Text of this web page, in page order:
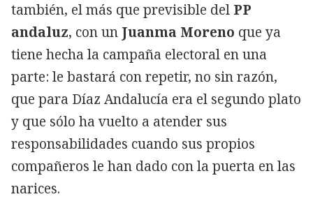
también, el más que previsible del PP
andaluz, con un Juanma Moreno que ya
tiene hecha la campaña electoral en una
parte: le bastará con repetir, no sin razón,
que para Díaz Andalucía era el segundo plato
y que sólo ha vuelto a atender sus
responsabilidades cuando sus propios
compañeros le han dado con la puerta en las
narices.